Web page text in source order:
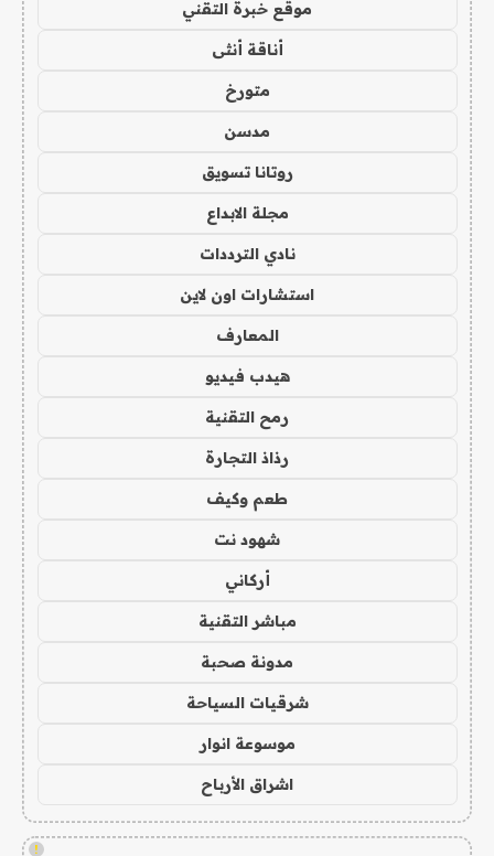
موقع خبرة التقني
أناقة أنثى
متورخ
مدسن
روتانا تسويق
مجلة الابداع
نادي الترددات
استشارات اون لاين
المعارف
هيدب فيديو
رمح التقنية
رذاذ التجارة
طعم وكيف
شهود نت
أركاني
مباشر التقنية
مدونة صحبة
شرقيات السياحة
موسوعة انوار
اشراق الأرباح
!